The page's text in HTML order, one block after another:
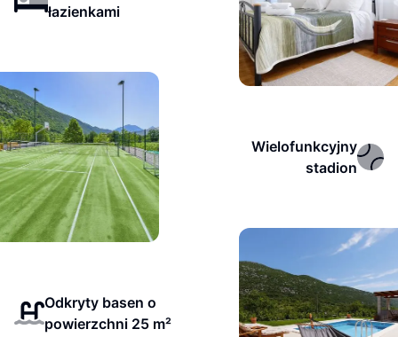
łazienkami
Wielofunkcyjny
stadion
Odkryty basen o
powierzchni 25 m²